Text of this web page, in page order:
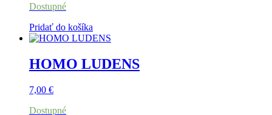
Dostupné
Pridať do košíka
HOMO LUDENS
7,00 €
Dostupné